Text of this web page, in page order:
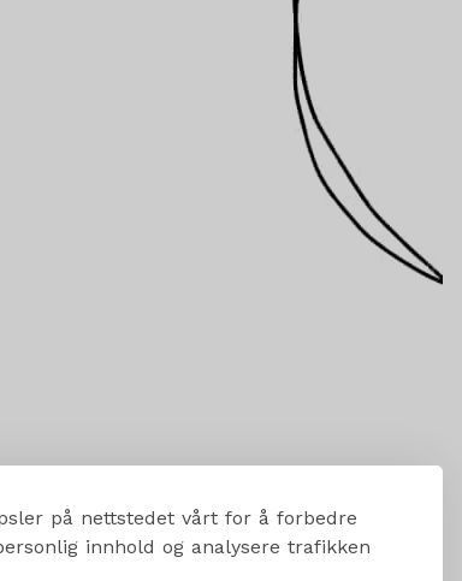
på nettstedet vårt for å forbedre
innhold og analysere trafikken